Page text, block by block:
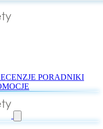
PORADNIKI